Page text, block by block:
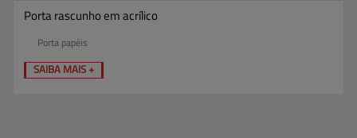
Porta rascunho em acrílico
Porta papéis
SAIBA MAIS +